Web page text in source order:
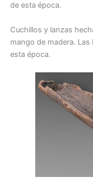
de esta época.
Cuchillos y lanzas
mango de madera.
esta época.